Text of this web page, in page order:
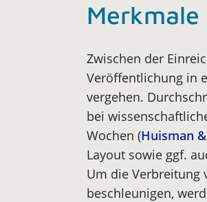
Zwischen der
Veröffentlichung in
vergehen.
bei
Wochen (Huisman
Layout sowie ggf.
Um die Verbreitung
beschleunigen,